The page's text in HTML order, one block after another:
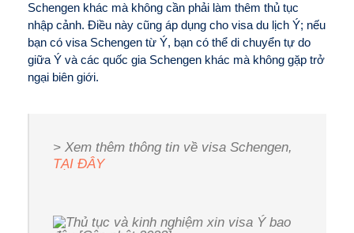
Schengen khác mà không cần phải làm thêm thủ tục
nhập cảnh. Điều này cũng áp dụng cho visa du lịch Ý; nếu
bạn có visa Schengen từ Ý, bạn có thể di chuyển tự do
giữa Ý và các quốc gia Schengen khác mà không gặp trở
ngại biên giới.
> Xem thêm thông tin về visa Schengen,
TẠI ĐÂY